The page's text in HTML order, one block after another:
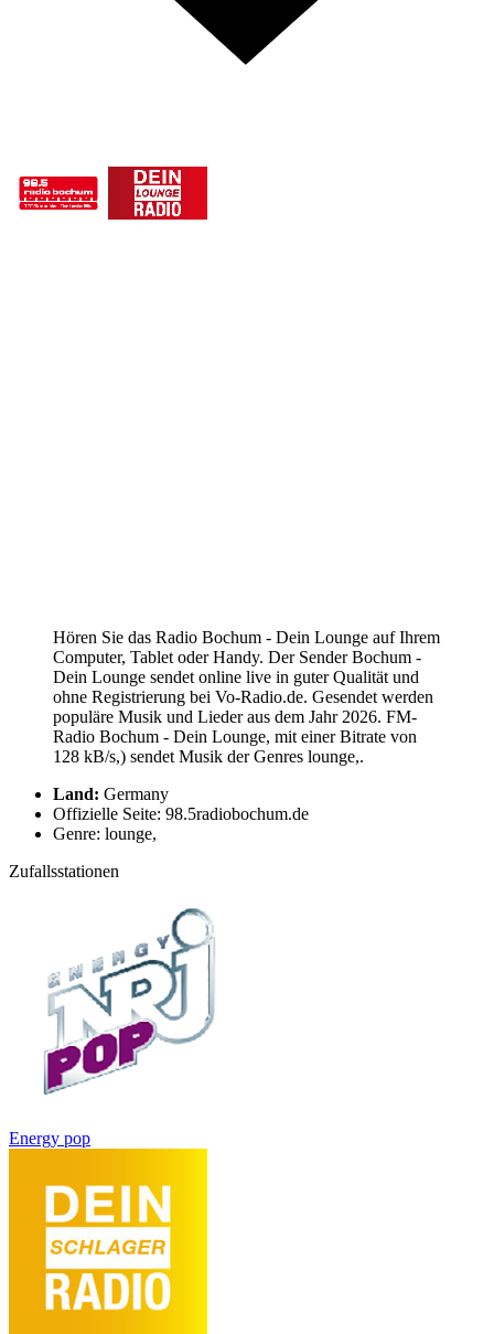
Hören Sie das Radio Bochum - Dein Lounge auf Ihrem
Computer, Tablet oder Handy. Der Sender Bochum -
Dein Lounge sendet online live in guter Qualität und
ohne Registrierung bei Vo-Radio.de. Gesendet werden
populäre Musik und Lieder aus dem Jahr 2026. FM-
Radio Bochum - Dein Lounge, mit einer Bitrate von
128 kB/s,) sendet Musik der Genres lounge,.
Land: Germany
Offizielle Seite: 98.5radiobochum.de
Genre: lounge,
Zufallsstationen
Energy pop